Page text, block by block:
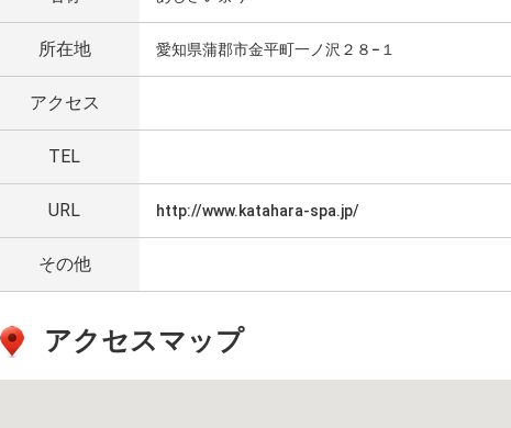
所在地 愛知県蒲郡市金平町一ノ沢２８−１
アクセス
TEL
URL http://www.katahara-spa.jp/
その他
アクセスマップ